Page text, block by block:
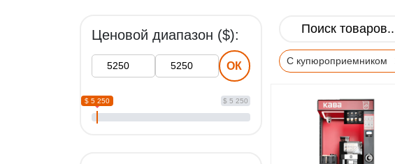
Ценовой диапазон ($):
ОК
$ 5 250
$ 5 250
С купюроприемником